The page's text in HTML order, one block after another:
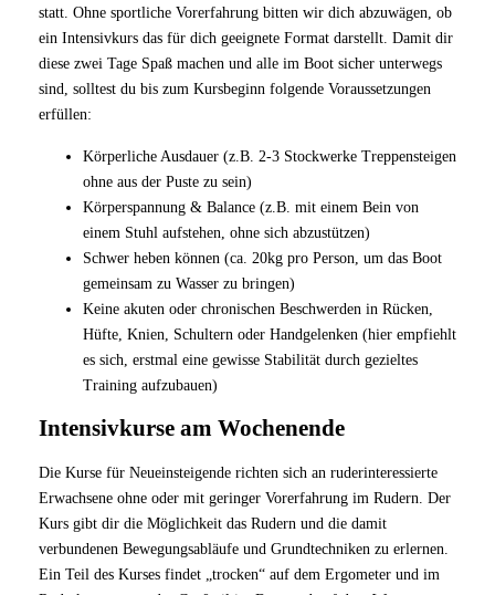
statt. Ohne sportliche Vorerfahrung bitten wir dich abzuwägen, ob
ein Intensivkurs das für dich geeignete Format darstellt. Damit dir
diese zwei Tage Spaß machen und alle im Boot sicher unterwegs
sind, solltest du bis zum Kursbeginn folgende Voraussetzungen
erfüllen:
Körperliche Ausdauer (z.B. 2-3 Stockwerke Treppensteigen
ohne aus der Puste zu sein)
Körperspannung & Balance (z.B. mit einem Bein von
einem Stuhl aufstehen, ohne sich abzustützen)
Schwer heben können (ca. 20kg pro Person, um das Boot
gemeinsam zu Wasser zu bringen)
Keine akuten oder chronischen Beschwerden in Rücken,
Hüfte, Knien, Schultern oder Handgelenken (hier empfiehlt
es sich, erstmal eine gewisse Stabilität durch gezieltes
Training aufzubauen)
Intensivkurse am Wochenende
Die Kurse für Neueinsteigende richten sich an ruderinteressierte
Erwachsene ohne oder mit geringer Vorerfahrung im Rudern. Der
Kurs gibt dir die Möglichkeit das Rudern und die damit
verbundenen Bewegungsabläufe und Grundtechniken zu erlernen.
Ein Teil des Kurses findet „trocken“ auf dem Ergometer und im